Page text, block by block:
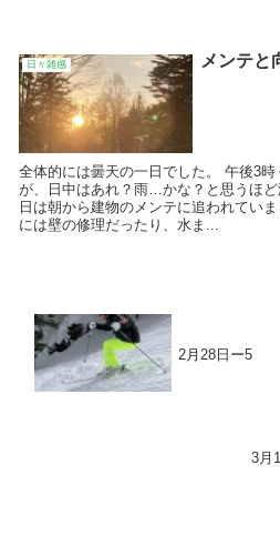
日々雑感 メンテと
全体的には曇天の一日でした。 午後3
が、日中はあれ？雨…かな？と思うほ
日は朝から建物のメンテに追われてい
には壁の修理だったり、水ま...
2月28日ー5
3月